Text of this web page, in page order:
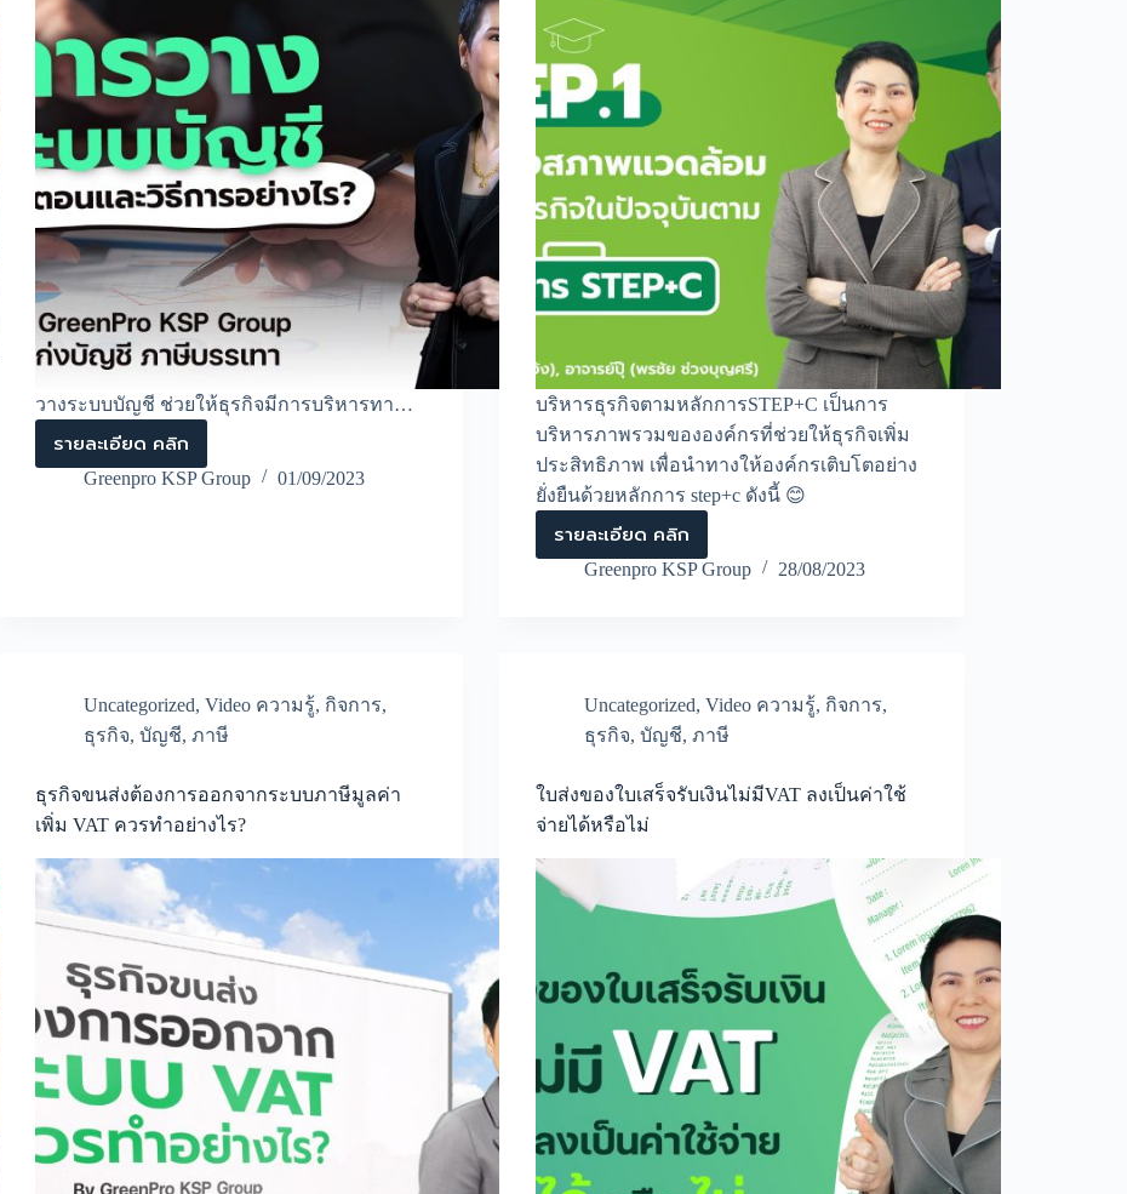
วางระบบบัญชี ช่วยให้ธุรกิจมีการบริหารทา…
รายละเอียด คลิก
วาง
ระบบ
บัญชี
ต่อ
ธุรกิจ
อย่างไร?
Greenpro KSP Group 01/09/2023
บริหารธุรกิจตามหลักการSTEP+C เป็นการ
บริหารภาพรวมขององค์กรที่ช่วยให้ธุรกิจเพิ่ม
ประสิทธิภาพ เพื่อนำทางให้องค์กรเติบโตอย่าง
ยั่งยืนด้วยหลักการ step+c ดังนี้ 😊
รายละเอียด คลิก
บริหารธุรกิจ
ตาม
หลัก
อาชีพ
ต้อง
ทำ
Greenpro KSP Group 28/08/2023
Uncategorized,Video ความรู้, กิจการ,
ธุรกิจ,บัญชี,ภาษี
ธุรกิจขนส่งต้องการออกจากระบบภาษีมูลค่า
เพิ่ม VAT ควรทำอย่างไร?
Uncategorized,Video ความรู้, กิจการ,
ธุรกิจ,บัญชี,ภาษี
ใบส่งของใบเสร็จรับเงินไม่มีVAT ลงเป็นค่าใช้
จ่ายได้หรือไม่